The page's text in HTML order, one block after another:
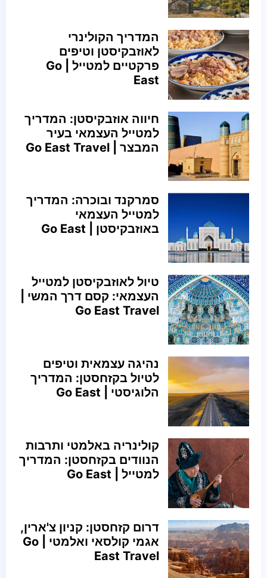
המדריך הקולינרי
לאוזבקיסטן וטיפים
פרקטיים למטייל | Go
East
חיווה אוזבקיסטן: המדריך
למטייל העצמאי בעיר
המבצר | Go East Travel
סמרקנד ובוכרה: המדריך
למטייל העצמאי
באוזבקיסטן | Go East
טיול לאוזבקיסטן למטייל
העצמאי: קסם דרך המשי |
Go East Travel
נהיגה עצמאית וטיפים
לטיול בקזחסטן: המדריך
הלוגיסטי | Go East
קולינריה באלמטי ותרבות
הנוודים בקזחסטן: המדריך
למטייל | Go East
דרום קזחסטן: קניון צ'ארין,
אגמי קולסאי ואלמטי | Go
East Travel